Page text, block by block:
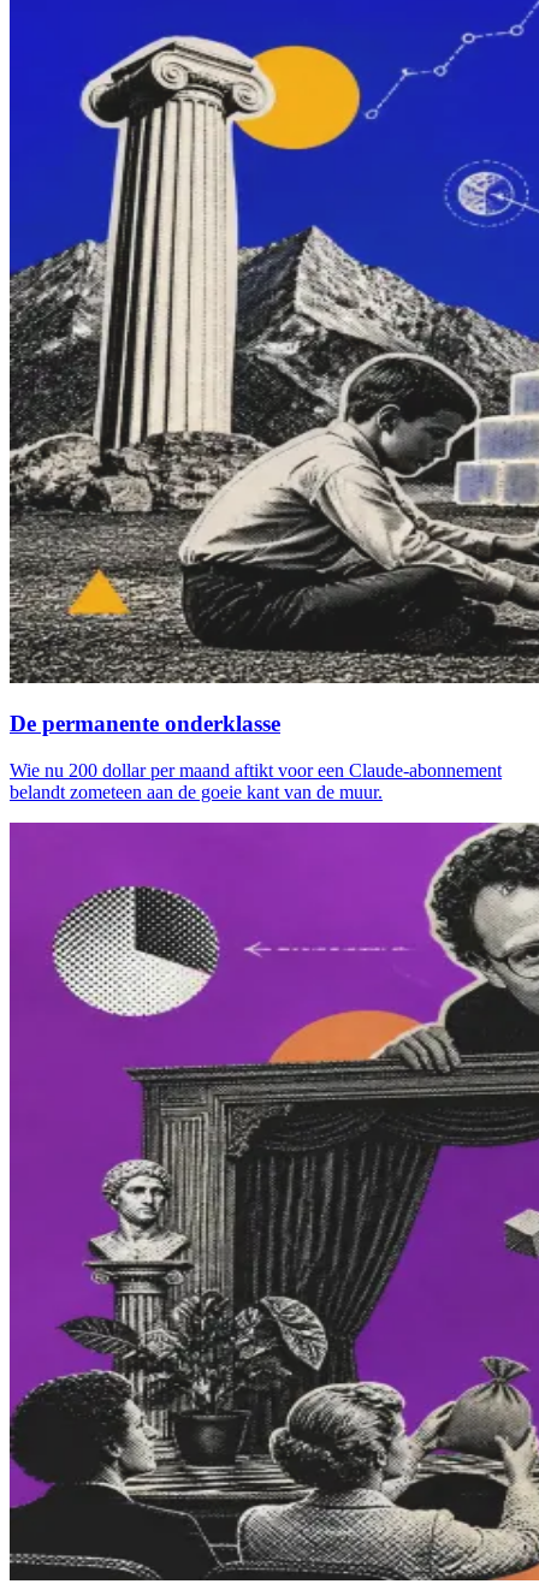
De permanente onderklasse
Wie nu 200 dollar per maand aftikt voor een Claude-abonnement
belandt zometeen aan de goeie kant van de muur.